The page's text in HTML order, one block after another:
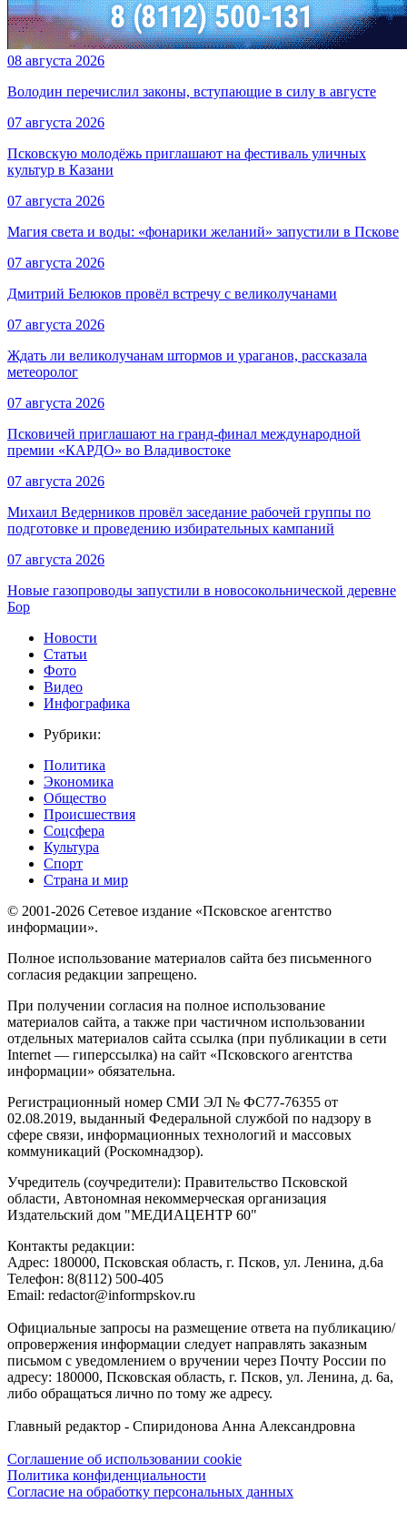
08 августа 2026
Володин перечислил законы, вступающие в силу в августе
07 августа 2026
Псковскую молодёжь приглашают на фестиваль уличных
культур в Казани
07 августа 2026
Магия света и воды: «фонарики желаний» запустили в Пскове
07 августа 2026
Дмитрий Белюков провёл встречу с великолучанами
07 августа 2026
Ждать ли великолучанам штормов и ураганов, рассказала
метеоролог
07 августа 2026
Псковичей приглашают на гранд‑финал международной
премии «КАРДО» во Владивостоке
07 августа 2026
Михаил Ведерников провёл заседание рабочей группы по
подготовке и проведению избирательных кампаний
07 августа 2026
Новые газопроводы запустили в новосокольнической деревне
Бор
Новости
Статьи
Фото
Видео
Инфографика
Рубрики:
Политика
Экономика
Общество
Происшествия
Соцсфера
Культура
Спорт
Страна и мир
© 2001-2026 Сетевое издание «Псковское агентство
информации».
Полное использование материалов сайта без письменного
согласия редакции запрещено.
При получении согласия на полное использование
материалов сайта, а также при частичном использовании
отдельных материалов сайта ссылка (при публикации в сети
Internet — гиперссылка) на сайт «Псковского агентства
информации» обязательна.
Регистрационный номер СМИ ЭЛ № ФС77-76355 от
02.08.2019, выданный Федеральной службой по надзору в
сфере связи, информационных технологий и массовых
коммуникаций (Роскомнадзор).
Учредитель (соучредители): Правительство Псковской
области, Автономная некоммерческая организация
Издательский дом "МЕДИАЦЕНТР 60"
Контакты редакции:
Адреc: 180000, Псковская область, г. Псков, ул. Ленина, д.6а
Телефон: 8(8112) 500-405
Email: redactor@informpskov.ru
Официальные запросы на размещение ответа на публикацию/
опровержения информации следует направлять заказным
письмом с уведомлением о вручении через Почту России по
адресу: 180000, Псковская область, г. Псков, ул. Ленина, д. 6а,
либо обращаться лично по тому же адресу.
Главный редактор - Спиридонова Анна Александровна
Соглашение об использовании cookie
Политика конфиденциальности
Согласие на обработку персональных данных